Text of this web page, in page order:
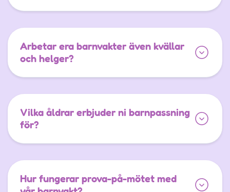
Arbetar era barnvakter även kvällar
och helger?
Vilka åldrar erbjuder ni barnpassning
för?
Hur fungerar prova-på-mötet med